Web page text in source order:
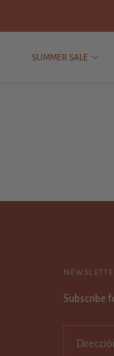
SUMMER SALE
Subscribe